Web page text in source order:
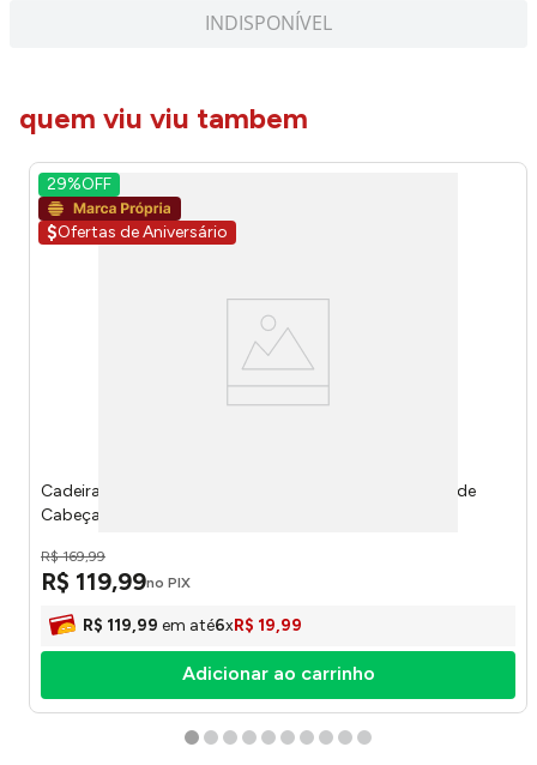
INDISPONÍVEL
quem viu viu tambem
29%OFF
$Ofertas de Aniversário
Cadeira Espreguiçadeira Impermeável Com Almofada de
Cabeça Suporta 100kg Poliéster 152x60cm LM2160 -
R$ 169,99
R$ 119,99no PIX
R$ 119,99 em até6xR$ 19,99
Adicionar ao carrinho